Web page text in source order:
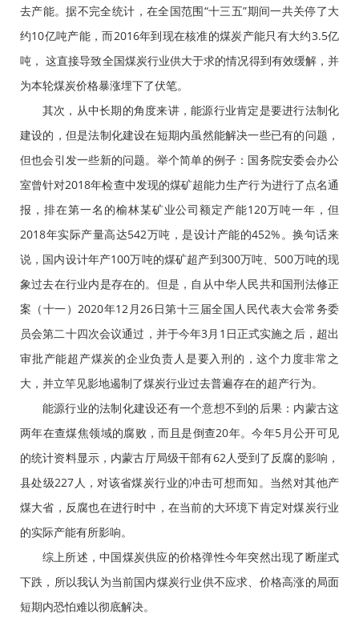
去产能。据不完全统计，在全国范围“十三五”期间一共关停了大
约10亿吨产能，而2016年到现在核准的煤炭产能只有大约3.5亿
吨， 这直接导致全国煤炭行业供大于求的情况得到有效缓解，并
为本轮煤炭价格暴涨埋下了伏笔。
其次，从中长期的角度来讲，能源行业肯定是要进行法制化
建设的，但是法制化建设在短期内虽然能解决一些已有的问题，
但也会引发一些新的问题。举个简单的例子：国务院安委会办公
室曾针对2018年检查中发现的煤矿超能力生产行为进行了点名通
报，排在第一名的榆林某矿业公司额定产能120万吨一年，但
2018年实际产量高达542万吨，是设计产能的452%。换句话来
说，国内设计年产100万吨的煤矿超产到300万吨、500万吨的现
象过去在行业内是存在的。但是，自从中华人民共和国刑法修正
案（十一）2020年12月26日第十三届全国人民代表大会常务委
员会第二十四次会议通过，并于今年3月1日正式实施之后，超出
审批产能超产煤炭的企业负责人是要入刑的，这个力度非常之
大，并立竿见影地遏制了煤炭行业过去普遍存在的超产行为。
能源行业的法制化建设还有一个意想不到的后果：内蒙古这
两年在查煤焦领域的腐败，而且是倒查20年。今年5月公开可见
的统计资料显示，内蒙古厅局级干部有62人受到了反腐的影响，
县处级227人，对该省煤炭行业的冲击可想而知。当然对其他产
煤大省，反腐也在进行时中，在当前的大环境下肯定对煤炭行业
的实际产能有所影响。
综上所述，中国煤炭供应的价格弹性今年突然出现了断崖式
下跌，所以我认为当前国内煤炭行业供不应求、价格高涨的局面
短期内恐怕难以彻底解决。